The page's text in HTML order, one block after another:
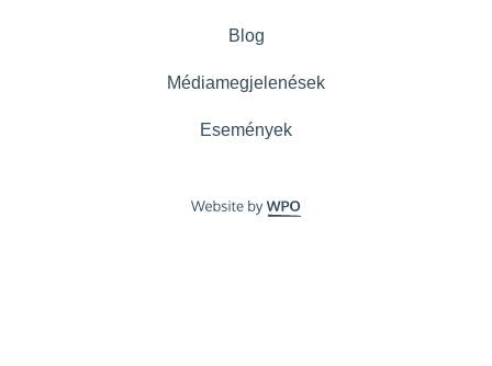
Blog
Médiamegjelenések
Események